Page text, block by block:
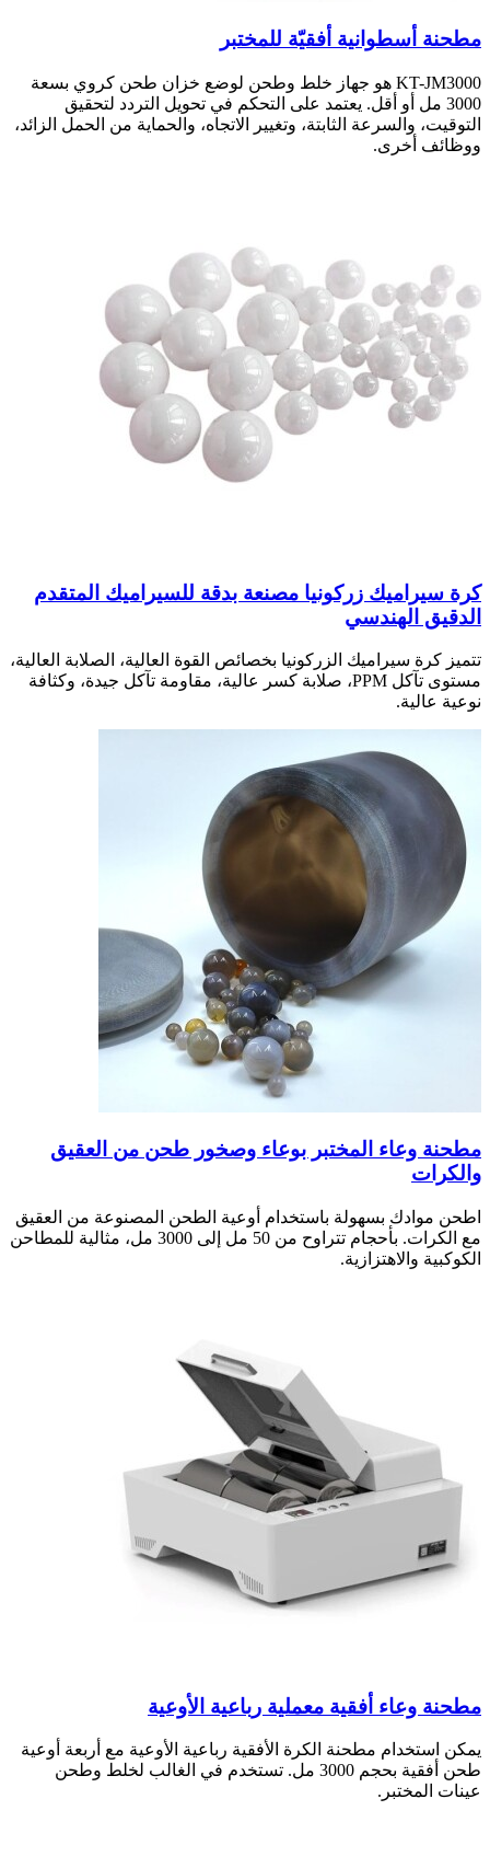
مطحنة أسطوانية أفقيّة للمختبر
KT-JM3000 هو جهاز خلط وطحن لوضع خزان طحن كروي بسعة
3000 مل أو أقل. يعتمد على التحكم في تحويل التردد لتحقيق
التوقيت، والسرعة الثابتة، وتغيير الاتجاه، والحماية من الحمل الزائد،
ووظائف أخرى.
كرة سيراميك زركونيا مصنعة بدقة للسيراميك المتقدم
الدقيق الهندسي
تتميز كرة سيراميك الزركونيا بخصائص القوة العالية، الصلابة العالية،
مستوى تآكل PPM، صلابة كسر عالية، مقاومة تآكل جيدة، وكثافة
نوعية عالية.
مطحنة وعاء المختبر بوعاء وصخور طحن من العقيق
والكرات
اطحن موادك بسهولة باستخدام أوعية الطحن المصنوعة من العقيق
مع الكرات. بأحجام تتراوح من 50 مل إلى 3000 مل، مثالية للمطاحن
الكوكبية والاهتزازية.
مطحنة وعاء أفقية معملية رباعية الأوعية
يمكن استخدام مطحنة الكرة الأفقية رباعية الأوعية مع أربعة أوعية
طحن أفقية بحجم 3000 مل. تستخدم في الغالب لخلط وطحن
عينات المختبر.